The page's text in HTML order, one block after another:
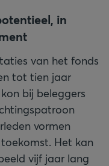
in
van het fonds
tot tien jaar
bij beleggers
vormen
Het kan
vijf jaar lang